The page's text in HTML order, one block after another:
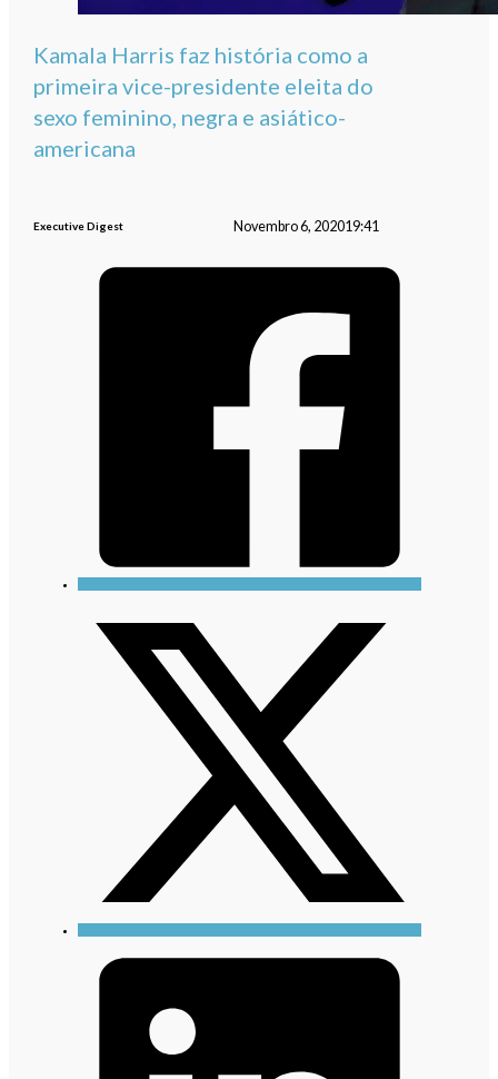
Kamala Harris faz história como a
primeira vice-presidente eleita do
sexo feminino, negra e asiático-
americana
Executive Digest Novembro 6, 202019:41